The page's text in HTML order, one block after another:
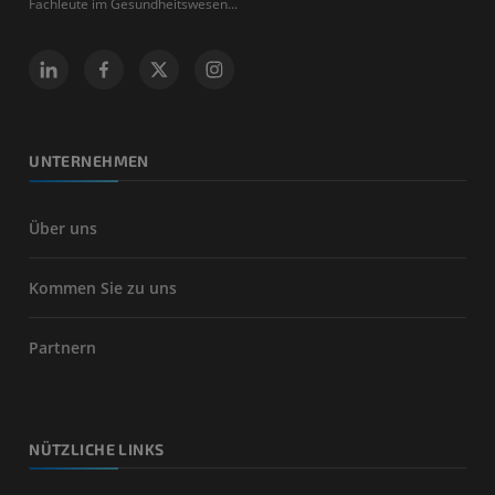
UNTERNEHMEN
Über uns
Kommen Sie zu uns
Partnern
NÜTZLICHE LINKS